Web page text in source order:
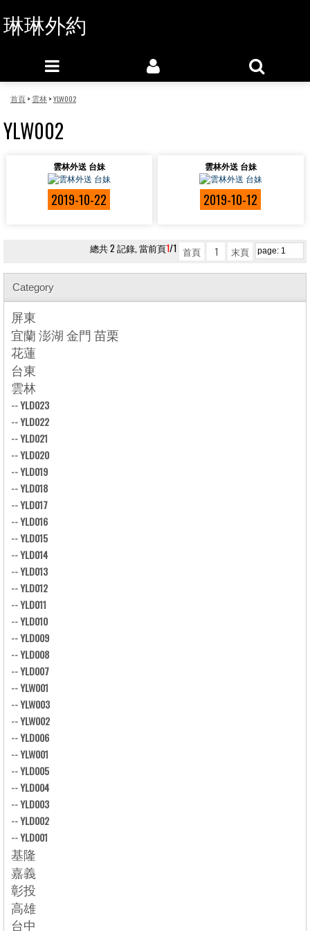
琳琳外約
首頁> 雲林>YLW002
YLW002
雲林外送 台妹
2019-10-22
雲林外送 台妹
2019-10-12
總共 2 記錄, 當前頁1/1 首頁 1 末頁
Category
屏東
宜蘭 澎湖 金門 苗栗
花蓮
台東
雲林
--YLD023
--YLD022
--YLD021
--YLD020
--YLD019
--YLD018
--YLD017
--YLD016
--YLD015
--YLD014
--YLD013
--YLD012
--YLD011
--YLD010
--YLD009
--YLD008
--YLD007
--YLW001
--YLW003
--YLW002
--YLD006
--YLW001
--YLD005
--YLD004
--YLD003
--YLD002
--YLD001
基隆
嘉義
彰投
高雄
台中